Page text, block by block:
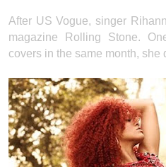
After US Vogue, singer
magazine Rolling Stone.
covers in the same month, she